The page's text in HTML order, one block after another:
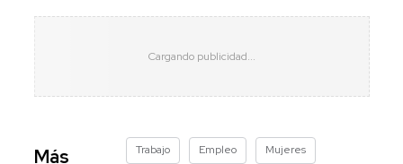
Más
Trabajo Empleo Mujeres